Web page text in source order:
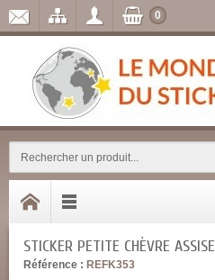
0
STICKER PETITE CHÈVRE ASSISE
Référence : REFK353